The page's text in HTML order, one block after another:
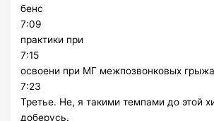
бенс
7:09
практики при
7:15
освоени при МГ межпозвонковых
7:23
Третье. Не, я такими темпами до этой
доберусь.